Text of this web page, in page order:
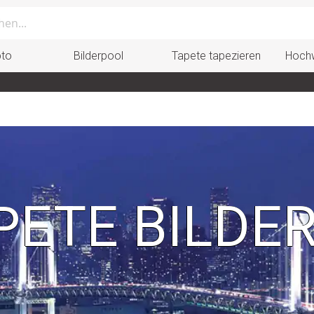
Bilderpool Tapete tapezieren